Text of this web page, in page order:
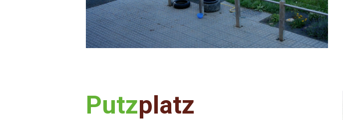
Putzplatz